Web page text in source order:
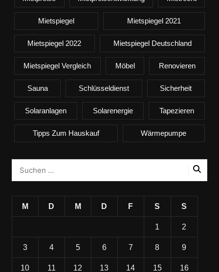
Mietspiegel Mietspiegel 2021
Mietspiegel 2022 Mietspiegel Deutschland
Mietspiegel Vergleich Möbel Renovieren
Sauna Schlüsseldienst Sicherheit
Solaranlagen Solarenergie Tapezieren
Tipps Zum Hauskauf Wärmepumpe
M D M D F S S
1 2
3 4 5 6 7 8 9
10 11 12 13 14 15 16